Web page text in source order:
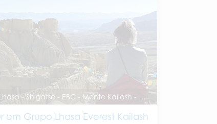
Lhasa - Shigatse - EBC - Monte Kailash - Reino de Guge - Saga - Shigatse - Lhasa
em Grupo Lhasa Everest Kailash